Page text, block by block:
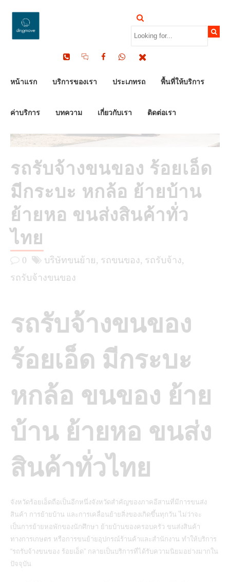
หน้าแรก บริการของเรา ประเภทรถ พื้นที่ให้บริการ
ค่าบริการ บทความ เกี่ยวกับเรา ติดต่อเรา
รถรับจ้างขนของ ร้อยเอ็ด
มีกระบะ หกล้อ ย้ายบ้าน
ย้ายหอ ขนส่งสินค้าทั่ว
ไทย
0 บริษัทขนย้าย รถขนของ รถรับจ้าง
รถรับจ้างขนของ
รถรับจ้างขนของ
ร้อยเอ็ด มีกระบะ
หกล้อ ขนของ ย้าย
บ้าน ย้ายหอ ขนส่ง
สินค้าทั่วไทย
จังหวัดร้อยเอ็ดถือเป็นอีกหนึ่งจังหวัดสำคัญของภาคอีสานที่มีการขนส่ง
สินค้า การย้ายบ้าน และการเคลื่อนย้ายสิ่งของเกิดขึ้นทุกวัน ไม่ว่าจะ
เป็นการย้ายหอพักของนักศึกษา ย้ายบ้านของครอบครัว ขนส่งสินค้า
ทางการเกษตร หรือการขนย้ายอุปกรณ์ร้านค้าและสำนักงาน ทำให้บริการ
“รถรับจ้างขนของ ร้อยเอ็ด” กลายเป็นบริการที่ได้รับความนิยมอย่างมากใน
ปัจจุบัน